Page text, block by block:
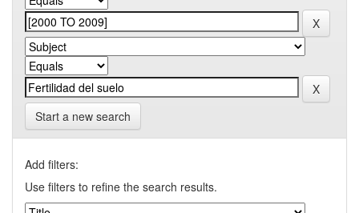
Start a new search
Add filters:
Use filters to refine the search results.